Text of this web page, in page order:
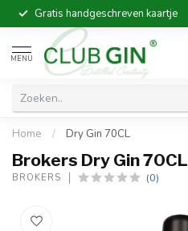
Gratis handgeschreven kaartje
MENU
Home / Dry Gin 70CL
Brokers Dry Gin 70CL
BROKERS (0)